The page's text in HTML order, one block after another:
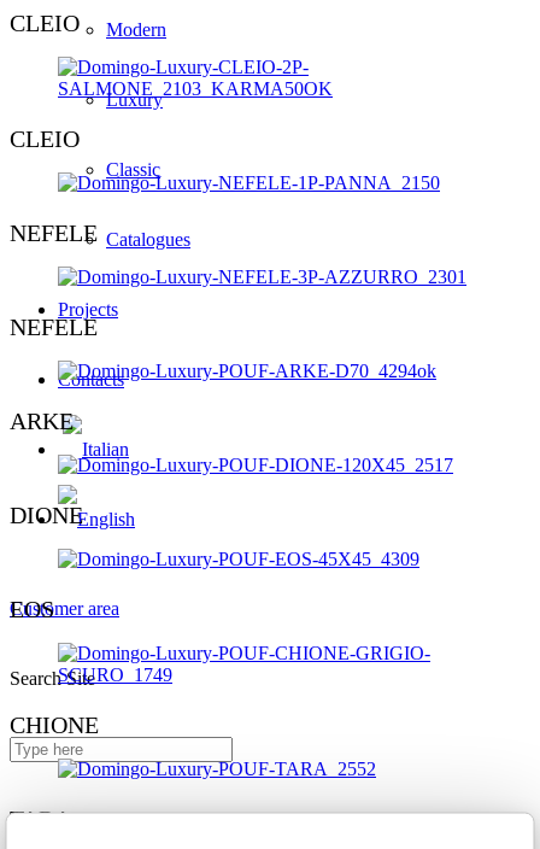
Modern
Luxury
Classic
Catalogues
Projects
Contacts
Customer area
Search Site
CLEIO
CLEIO
NEFELE
NEFELE
ARKE
DIONE
EOS
CHIONE
TARA